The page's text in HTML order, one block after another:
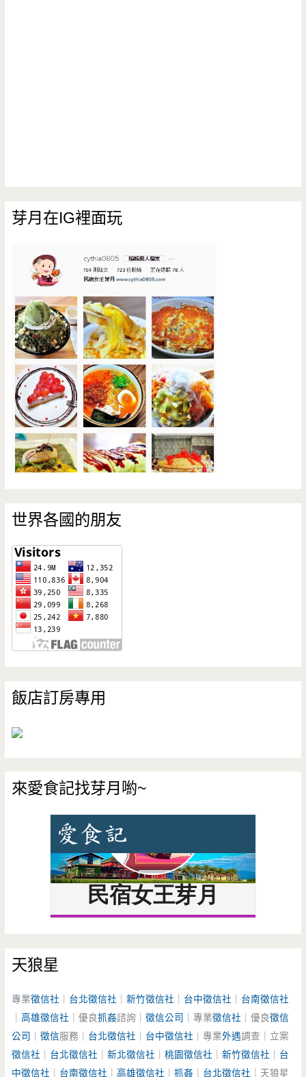
芽月在IG裡面玩
世界各國的朋友
飯店訂房專用
來愛食記找芽月喲~
天狼星
專業徵信社 台北徵信社 ｜新竹徵信社 台中徵信社
台南徵信社
｜高雄徵信社 ｜優良抓姦諮詢｜徵信公司 ｜專業徵信社 ｜優良徵信
公司 ｜徵信服務｜ 台北徵信社 台中徵信社 ｜專業外遇調查｜立案
徵信社
台北徵信社 ｜新北徵信社 ｜桃園徵信社 ｜新竹徵信社
台
中徵信社
台南徵信社 ｜高雄徵信社 ｜抓姦 台北徵信社 ｜天狼星